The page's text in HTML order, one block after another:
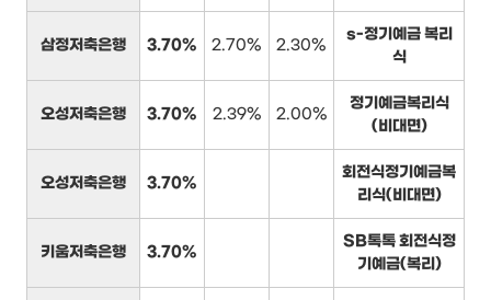
삼정저축은행 3.70% 2.70% 2.30%
s-정기예금 복리
식
오성저축은행 3.70% 2.39% 2.00%
정기예금복리식
(비대면)
오성저축은행 3.70%
회전식정기예금복
리식(비대면)
키움저축은행 3.70%
SB톡톡 회전식정
기예금(복리)